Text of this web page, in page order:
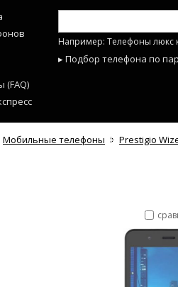
(FAQ)
Например: Телефоны люкс
▸ Подбор телефона по
Мобильные телефоны Prestigio